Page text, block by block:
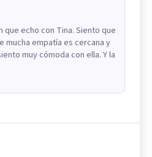
que echo con Tina. Siento que
mucha empatía es cercana y
muy cómoda con ella. Y la